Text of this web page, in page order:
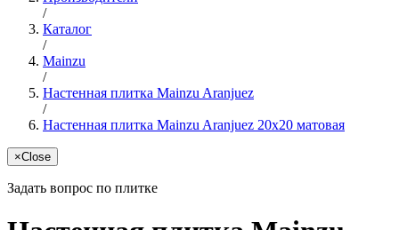
/
Каталог
/
Mainzu
/
Настенная плитка Mainzu Aranjuez
/
Настенная плитка Mainzu Aranjuez 20x20 матовая
×Close
Задать вопрос по плитке